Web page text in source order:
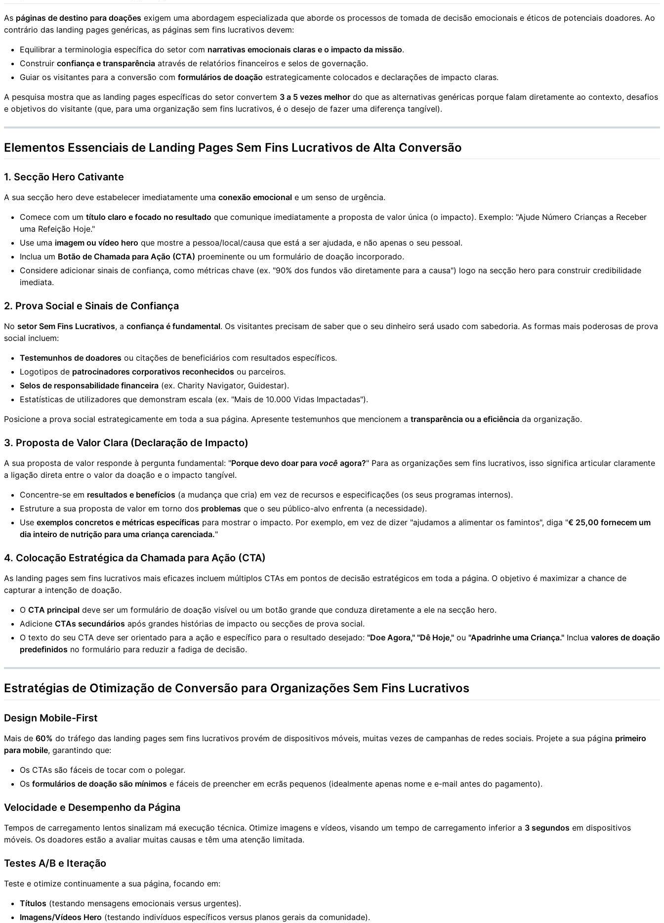
As páginas de destino para doações exigem uma abordagem especializada que aborde os processos de tomada de decisão emocionais e éticos de potenciais doadores. Ao
contrário das landing pages genéricas, as páginas sem fins lucrativos devem:
Equilibrar a terminologia específica do setor com narrativas emocionais claras e o impacto da missão.
Construir confiança e transparência através de relatórios financeiros e selos de governação.
Guiar os visitantes para a conversão com formulários de doação estrategicamente colocados e declarações de impacto claras.
A pesquisa mostra que as landing pages específicas do setor convertem 3 a 5 vezes melhor do que as alternativas genéricas porque falam diretamente ao contexto, desafios
e objetivos do visitante (que, para uma organização sem fins lucrativos, é o desejo de fazer uma diferença tangível).
Elementos Essenciais de Landing Pages Sem Fins Lucrativos de Alta Conversão
1. Secção Hero Cativante
A sua secção hero deve estabelecer imediatamente uma conexão emocional e um senso de urgência.
Comece com um título claro e focado no resultado que comunique imediatamente a proposta de valor única (o impacto). Exemplo: "Ajude Número Crianças a Receber
uma Refeição Hoje."
Use uma imagem ou vídeo hero que mostre a pessoa/local/causa que está a ser ajudada, e não apenas o seu pessoal.
Inclua um Botão de Chamada para Ação (CTA) proeminente ou um formulário de doação incorporado.
Considere adicionar sinais de confiança, como métricas chave (ex. "90% dos fundos vão diretamente para a causa") logo na secção hero para construir credibilidade
imediata.
2. Prova Social e Sinais de Confiança
No setor Sem Fins Lucrativos, a confiança é fundamental. Os visitantes precisam de saber que o seu dinheiro será usado com sabedoria. As formas mais poderosas de prova
social incluem:
Testemunhos de doadores ou citações de beneficiários com resultados específicos.
Logotipos de patrocinadores corporativos reconhecidos ou parceiros.
Selos de responsabilidade financeira (ex. Charity Navigator, Guidestar).
Estatísticas de utilizadores que demonstram escala (ex. "Mais de 10.000 Vidas Impactadas").
Posicione a prova social estrategicamente em toda a sua página. Apresente testemunhos que mencionem a transparência ou a eficiência da organização.
3. Proposta de Valor Clara (Declaração de Impacto)
A sua proposta de valor responde à pergunta fundamental: "Porque devo doar para você agora?" Para as organizações sem fins lucrativos, isso significa articular claramente
a ligação direta entre o valor da doação e o impacto tangível.
Concentre-se em resultados e benefícios (a mudança que cria) em vez de recursos e especificações (os seus programas internos).
Estruture a sua proposta de valor em torno dos problemas que o seu público-alvo enfrenta (a necessidade).
Use exemplos concretos e métricas específicas para mostrar o impacto. Por exemplo, em vez de dizer "ajudamos a alimentar os famintos", diga "€ 25,00 fornecem um
dia inteiro de nutrição para uma criança carenciada."
4. Colocação Estratégica da Chamada para Ação (CTA)
As landing pages sem fins lucrativos mais eficazes incluem múltiplos CTAs em pontos de decisão estratégicos em toda a página. O objetivo é maximizar a chance de
capturar a intenção de doação.
O CTA principal deve ser um formulário de doação visível ou um botão grande que conduza diretamente a ele na secção hero.
Adicione CTAs secundários após grandes histórias de impacto ou secções de prova social.
O texto do seu CTA deve ser orientado para a ação e específico para o resultado desejado: "Doe Agora," "Dê Hoje," ou "Apadrinhe uma Criança." Inclua valores de doação
predefinidos no formulário para reduzir a fadiga de decisão.
Estratégias de Otimização de Conversão para Organizações Sem Fins Lucrativos
Design Mobile-First
Mais de 60% do tráfego das landing pages sem fins lucrativos provém de dispositivos móveis, muitas vezes de campanhas de redes sociais. Projete a sua página primeiro
para mobile, garantindo que:
Os CTAs são fáceis de tocar com o polegar.
Os formulários de doação são mínimos e fáceis de preencher em ecrãs pequenos (idealmente apenas nome e e-mail antes do pagamento).
Velocidade e Desempenho da Página
Tempos de carregamento lentos sinalizam má execução técnica. Otimize imagens e vídeos, visando um tempo de carregamento inferior a 3 segundos em dispositivos
móveis. Os doadores estão a avaliar muitas causas e têm uma atenção limitada.
Testes A/B e Iteração
Teste e otimize continuamente a sua página, focando em:
Títulos (testando mensagens emocionais versus urgentes).
Imagens/Vídeos Hero (testando indivíduos específicos versus planos gerais da comunidade).